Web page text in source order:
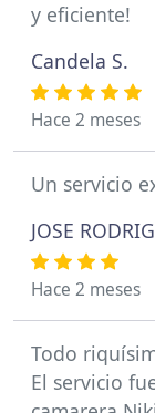
y eficiente!
Candela S.
Hace 2 meses
Un servicio
JOSE
Hace 2 meses
Todo
El servicio